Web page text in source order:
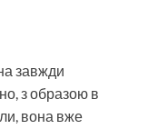
завжди
з образою в
вона вже